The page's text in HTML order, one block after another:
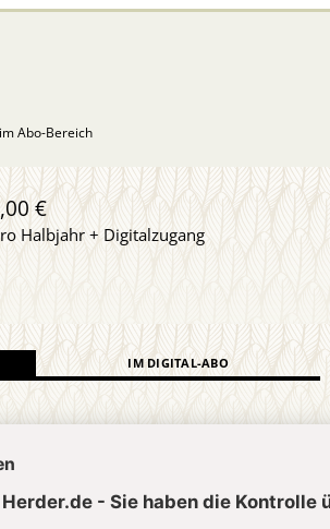
Abo-Bereich
€
Halbjahr + Digitalzugang
IM DIGITAL-ABO
testen